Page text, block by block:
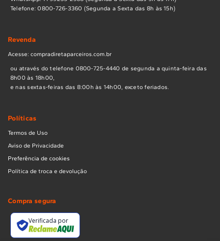
Telefone: 0800-726-3360 (Segunda a Sexta das 8h às 15h)
Revenda
Acesse: compradiretaparceiros.com.br
ou através do telefone 0800-725-4440 de segunda a quinta-feira das
8h00 às 18h00,
e nas sextas-feiras das 8:00h às 14h00, exceto feriados.
Políticas
Termos de Uso
Aviso de Privacidade
Preferência de cookies
Política de troca e devolução
Compra segura
Verificada por